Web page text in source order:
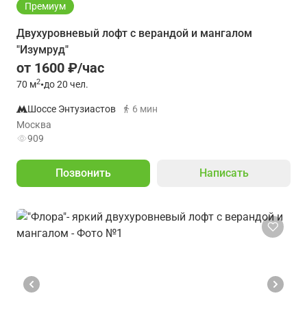
Премиум
Двухуровневый лофт с верандой и мангалом
"Изумруд"
от 1600 ₽/час
70 м2•до 20 чел.
Шоссе Энтузиастов
6 мин
Москва
909
Позвонить Написать